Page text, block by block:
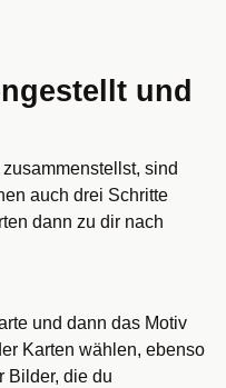
und
sind
auch drei Schritte
dann zu dir nach
und dann das Motiv
Karten wählen, ebenso
Bilder, die du